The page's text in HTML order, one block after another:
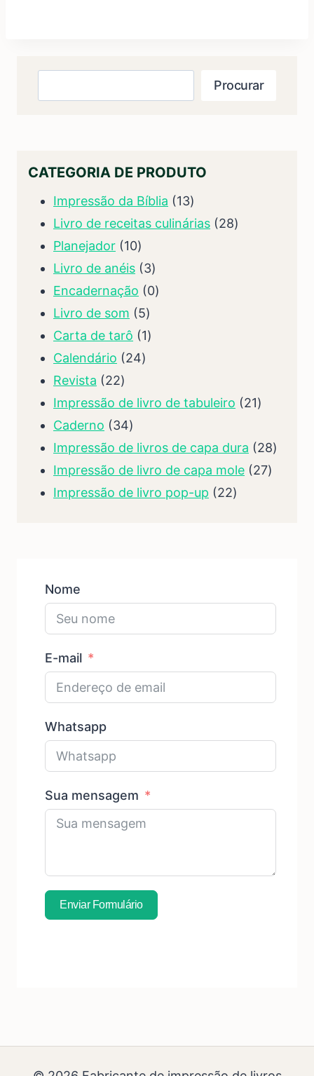
Procurar
CATEGORIA DE PRODUTO
Impressão da Bíblia 1313
produtos
Livro de receitas culinárias 2828
Planejador 1010
produtos
Livro de anéis 33
produtos
Encadernação 00
Livro de som 55
produtos
Carta de tarô 11
Calendário 2424
Revista 2222
produtos
Impressão de livro de tabuleiro 2121
Caderno 3434
produtos
Impressão de livros de capa dura 2828
Impressão de livro de capa mole 2727
Impressão de livro pop-up 2222
Nome
E-mail
Whatsapp
Sua mensagem
Enviar Formulário